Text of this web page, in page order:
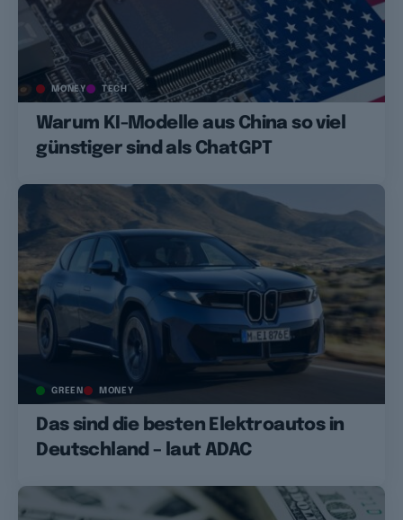
MONEY TECH
Warum KI-Modelle aus China so viel
günstiger sind als ChatGPT
GREEN MONEY
Das sind die besten Elektroautos in
Deutschland – laut ADAC